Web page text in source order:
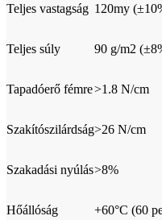
Teljes vastagság 120my
Teljes súly 90 g/m2
Tapadóerő fémre>1.8 N/cm
Szakítószilárdság>26 N/cm
Szakadási nyúlás>8%
Hőállóság +60°C (60